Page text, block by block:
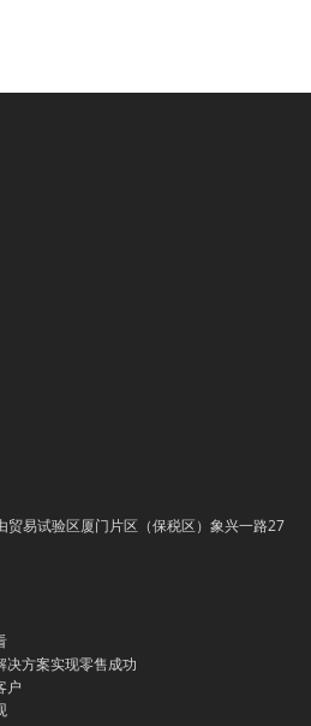
贸易试验区厦门片区（保税区）象兴一路27
决方案实现零售成功
户